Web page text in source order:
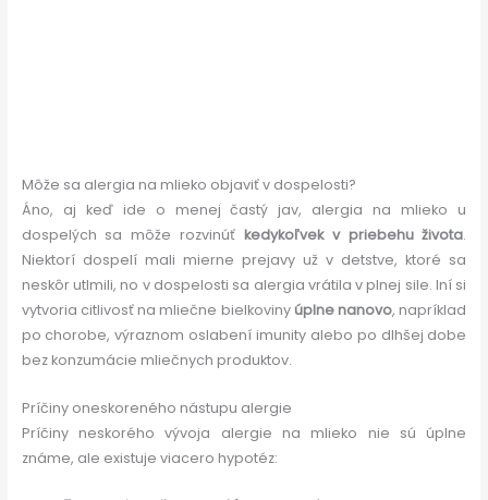
Môže sa alergia na mlieko objaviť v dospelosti?
Áno, aj keď ide o menej častý jav, alergia na mlieko u
dospelých sa môže rozvinúť kedykoľvek v priebehu života.
Niektorí dospelí mali mierne prejavy už v detstve, ktoré sa
neskôr utlmili, no v dospelosti sa alergia vrátila v plnej sile. Iní si
vytvoria citlivosť na mliečne bielkovinyúplne nanovo, napríklad
po chorobe, výraznom oslabení imunity alebo po dlhšej dobe
bez konzumácie mliečnych produktov.
Príčiny oneskoreného nástupu alergie
Príčiny neskorého vývoja alergie na mlieko nie sú úplne
známe, ale existuje viacero hypotéz: